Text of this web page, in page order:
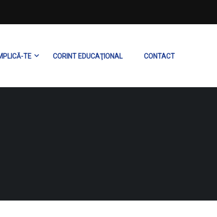
TE CORINT EDUCAŢIONAL CONTACT